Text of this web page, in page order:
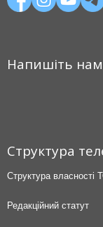
Напишіть нам
Структура
Структура власності
Редакційний статут